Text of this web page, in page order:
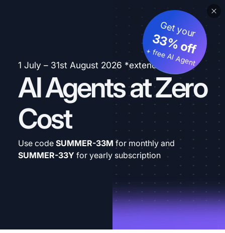
1 July – 31st August 2026 *extended
AI Agents at Zero
Cost
Get your
33% off
+ free AI Agent
Use code SUMMER-33M for monthly and
SUMMER-33Y for yearly subscription